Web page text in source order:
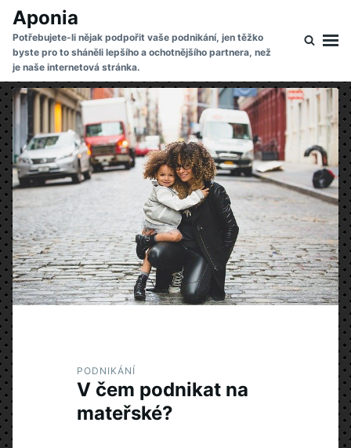
Skip
content
Search
for:
Aponia
Potřebujete-li nějak podpořit vaše podnikání, jen těžko
byste pro to sháněli lepšího a ochotnějšího partnera, než
je naše internetová stránka.
PODNIKÁNÍ
V čem podnikat na
mateřské?